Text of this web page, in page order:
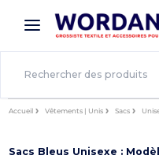
× Appli Wordans
Meilleurs prix sur
Accueil Vêtements | Unis Sacs
Sacs Bleus Unisexe :